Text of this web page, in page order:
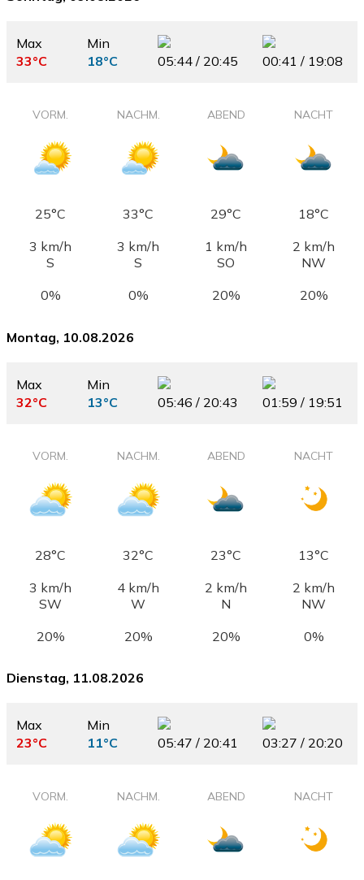
Max
33°C
Min
18°C
05:44 / 20:45 00:41 / 19:08
VORM. NACHM. ABEND NACHT
25°C 33°C 29°C
18°C
3 km/h
S
3 km/h
S
1 km/h
SO
2 km/h
NW
0%
0% 20% 20%
Montag, 10.08.2026
Max
32°C
Min
13°C
05:46 / 20:43 01:59 / 19:51
VORM. NACHM. ABEND NACHT
28°C 32°C 23°C
13°C
3 km/h
SW
4 km/h
W
2 km/h
N
2 km/h
NW
20%
20% 20% 0%
Dienstag, 11.08.2026
Max
23°C
Min
11°C
05:47 / 20:41 03:27 / 20:20
VORM. NACHM. ABEND NACHT